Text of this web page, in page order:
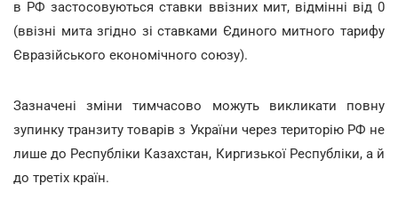
в РФ застосовуються ставки ввізних мит, відмінні від 0
(ввізні мита згідно зі ставками Єдиного митного тарифу
Євразійського економічного союзу).
Зазначені зміни тимчасово можуть викликати повну
зупинку транзиту товарів з України через територію РФ не
лише до Республіки Казахстан, Киргизької Республіки, а й
до третіх країн.